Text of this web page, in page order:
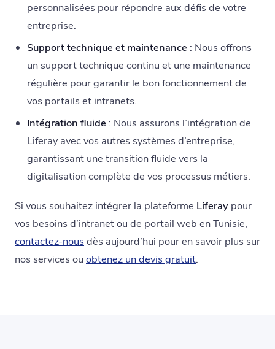
personnalisées pour répondre aux défis de votre
entreprise.
Support technique et maintenance : Nous offrons
un support technique continu et une maintenance
régulière pour garantir le bon fonctionnement de
vos portails et intranets.
Intégration fluide : Nous assurons l’intégration de
Liferay avec vos autres systèmes d’entreprise,
garantissant une transition fluide vers la
digitalisation complète de vos processus métiers.
Si vous souhaitez intégrer la plateforme Liferay pour
vos besoins d’intranet ou de portail web en Tunisie,
contactez-nous dès aujourd’hui pour en savoir plus sur
nos services ou obtenez un devis gratuit.